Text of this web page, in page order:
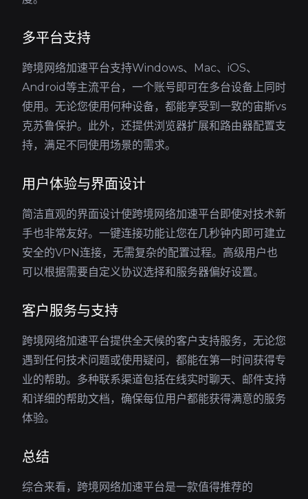
多平台支持
跨境网络加速平台支持Windows、Mac、iOS、
Android等主流平台，一个账号即可在多台设备上同时
使用。无论您使用何种设备，都能享受到一致的宙斯vs
克苏鲁保护。此外，还提供浏览器扩展和路由器配置支
持，满足不同使用场景的需求。
用户体验与界面设计
简洁直观的界面设计使跨境网络加速平台即使对技术新
手也非常友好。一键连接功能让您在几秒钟内即可建立
安全的VPN连接，无需复杂的配置过程。高级用户也
可以根据需要自定义协议选择和服务器偏好设置。
客户服务与支持
跨境网络加速平台提供全天候的客户支持服务，无论您
遇到任何技术问题或使用疑问，都能在第一时间获得专
业的帮助。多种联系渠道包括在线实时聊天、邮件支持
和详细的帮助文档，确保每位用户都能获得满意的服务
体验。
总结
综合来看，跨境网络加速平台是一款值得推荐的